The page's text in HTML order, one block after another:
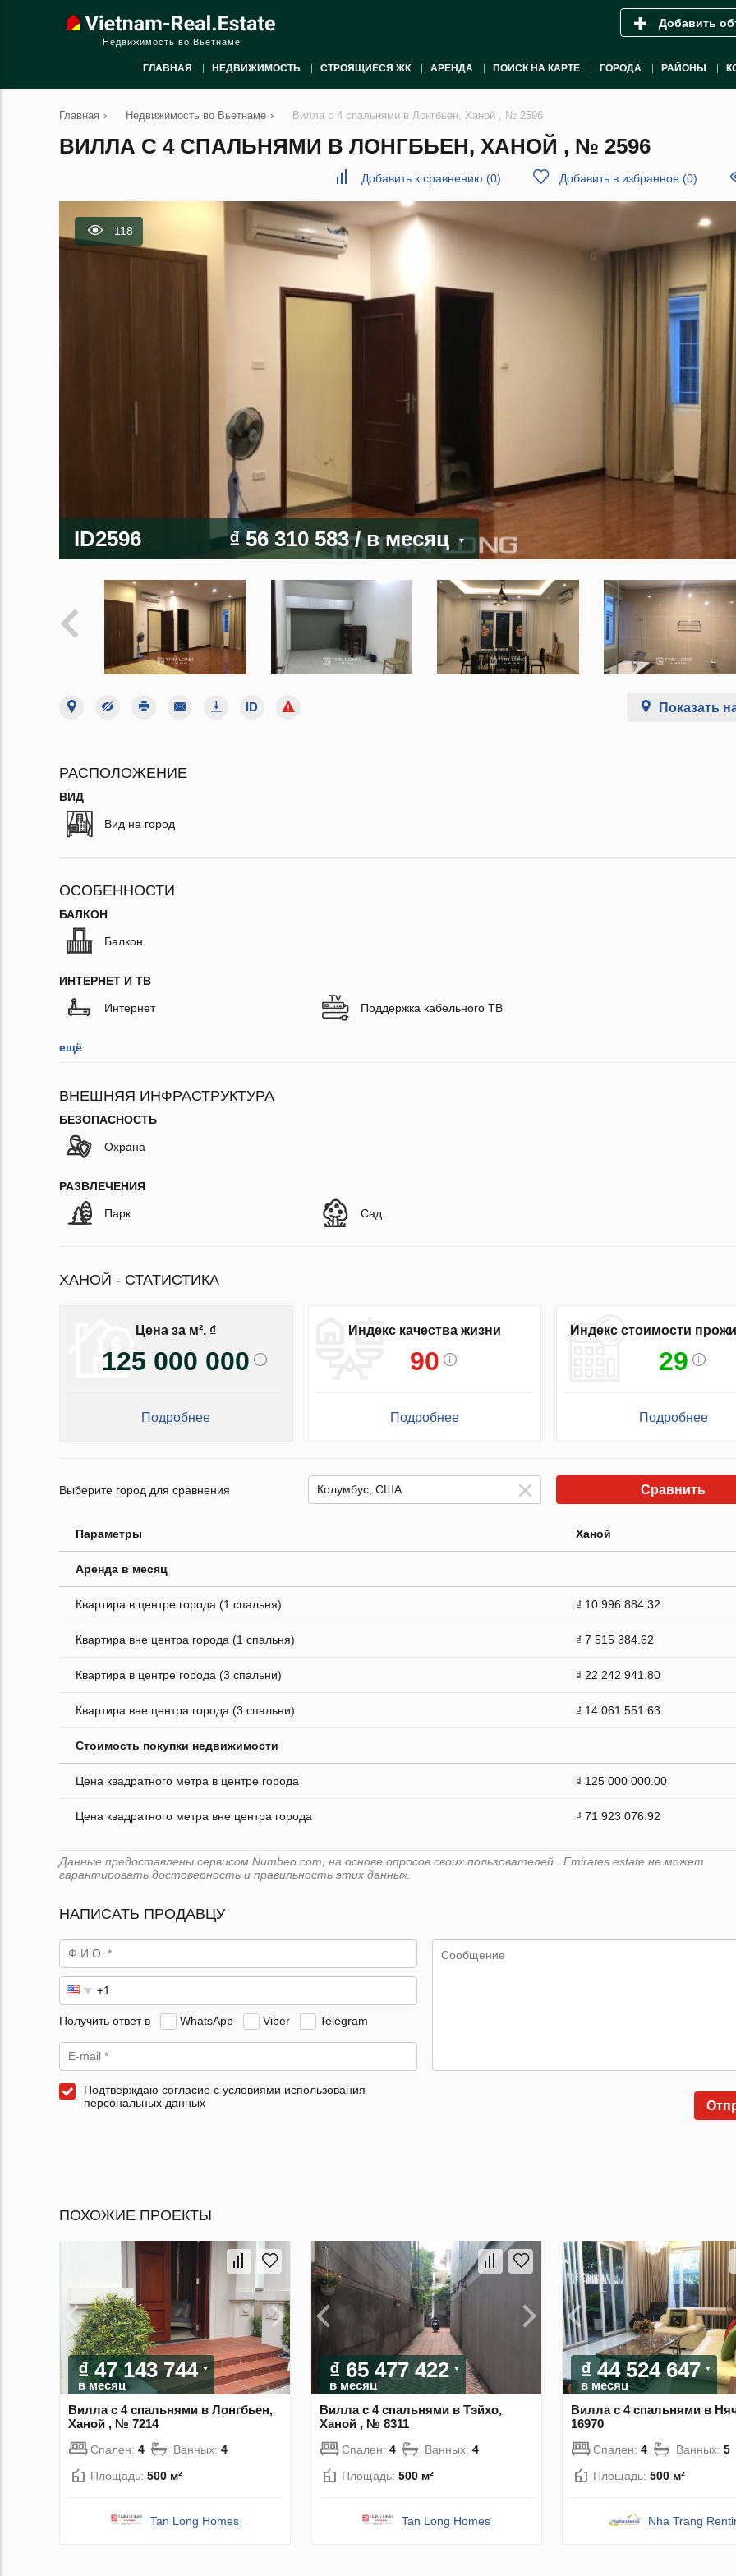
Недвижимость во Вьетнаме
Добавить
ГЛАВНАЯ НЕДВИЖИМОСТЬ СТРОЯЩИЕСЯ ЖК АРЕНДА ПОИСК НА КАРТЕ ГОРОДА РАЙОНЫ
Главная › Недвижимость во Вьетнаме › Вилла с 4 спальнями в Лонгбьен, Ханой , № 2596
ВИЛЛА С 4 СПАЛЬНЯМИ В ЛОНГБЬЕН, ХАНОЙ , № 2596
Добавить к сравнению (0) Добавить в избранное (0)
118
ID2596 ₫ 56 310 583/ в месяц
Показать
РАСПОЛОЖЕНИЕ
ВИД
Вид на город
ОСОБЕННОСТИ
БАЛКОН
Балкон
ИНТЕРНЕТ И ТВ
Интернет Поддержка кабельного ТВ
ещё
ВНЕШНЯЯ ИНФРАСТРУКТУРА
БЕЗОПАСНОСТЬ
Охрана
РАЗВЛЕЧЕНИЯ
Парк Сад
ХАНОЙ - СТАТИСТИКА
Цена за м², ₫
125 000 000
Подробнее
Индекс качества жизни
90
Подробнее
Индекс стоимости
29
Подробнее
Выберите город для сравнения Сравнить
Параметры Ханой
Аренда в месяц
Квартира в центре города (1 спальня) ₫ 10 996 884.32
Квартира вне центра города (1 спальня) ₫ 7 515 384.62
Квартира в центре города (3 спальни) ₫ 22 242 941.80
Квартира вне центра города (3 спальни) ₫ 14 061 551.63
Стоимость покупки недвижимости
Цена квадратного метра в центре города ₫ 125 000 000.00
Цена квадратного метра вне центра города ₫ 71 923 076.92
Данные предоставлены сервисом Numbeo.com, на основе опросов своих пользователей . Emirates.estate не может
гарантировать достоверность и правильность этих данных.
НАПИСАТЬ ПРОДАВЦУ
Получить ответ в WhatsApp Viber Telegram
Подтверждаю согласие с условиями использования
персональных данных
ПОХОЖИЕ ПРОЕКТЫ
₫ 47 143 744
в месяц
Вилла с 4 спальнями в Лонгбьен,
Ханой , № 7214
Спален: 4 Ванных: 4
Площадь: 500 м²
Tan Long Homes
₫ 65 477 422
в месяц
Вилла с 4 спальнями в Тэйхо,
Ханой , № 8311
Спален: 4 Ванных: 4
Площадь: 500 м²
Tan Long Homes
₫ 44 524 647
в месяц
Вилла с 4 спальнями в
16970
Спален: 4 Ванных: 5
Площадь: 500 м²
Nha Trang